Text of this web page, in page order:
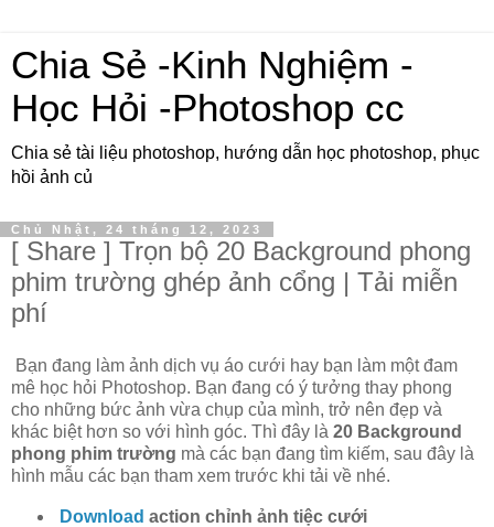
Chia Sẻ -Kinh Nghiệm -
Học Hỏi -Photoshop cc
Chia sẻ tài liệu photoshop, hướng dẫn học photoshop, phục
hồi ảnh củ
Chủ Nhật, 24 tháng 12, 2023
[ Share ] Trọn bộ 20 Background phong
phim trường ghép ảnh cổng | Tải miễn
phí
Bạn đang làm ảnh dịch vụ áo cưới hay bạn làm một đam
mê học hỏi Photoshop. Bạn đang có ý tưởng thay phong
cho những bức ảnh vừa chụp của mình, trở nên đẹp và
khác biệt hơn so với hình góc. Thì đây là 20 Background
phong phim trường mà các bạn đang tìm kiếm, sau đây là
hình mẫu các bạn tham xem trước khi tải về nhé.
Download action chỉnh ảnh tiệc cưới